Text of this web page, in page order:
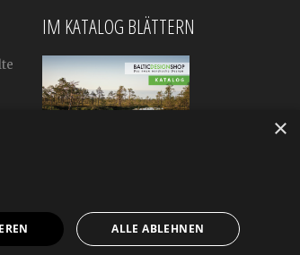
IM KATALOG BLÄTTERN
×
ALLE ABLEHNEN